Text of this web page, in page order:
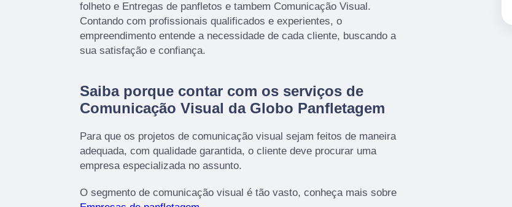
folheto e Entregas de panfletos e tambem Comunicação Visual.
Contando com profissionais qualificados e experientes, o
empreendimento entende a necessidade de cada cliente, buscando a
sua satisfação e confiança.
Saiba porque contar com os serviços de
Comunicação Visual da Globo Panfletagem
Para que os projetos de comunicação visual sejam feitos de maneira
adequada, com qualidade garantida, o cliente deve procurar uma
empresa especializada no assunto.
O segmento de comunicação visual é tão vasto, conheça mais sobre